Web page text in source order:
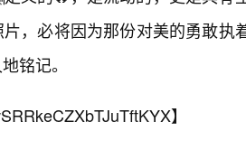
，必将因为那份对美的勇敢执
铭记。
】